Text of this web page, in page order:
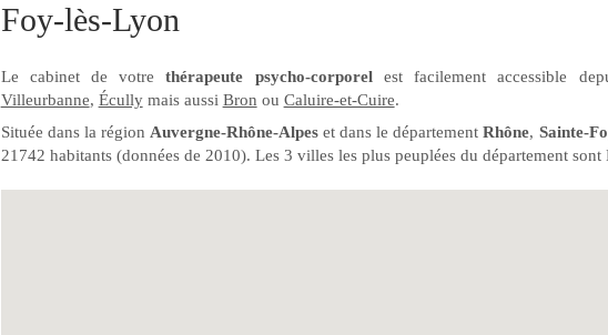
Foy-lès-Lyon
Le cabinet de votrethérapeute psycho-corporelest facilement accessible
Villeurbanne, Écullymais aussi Bron ou Caluire-et-Cuire.
Située dans la région Auvergne-Rhône-Alpeset dans le départementRhône, Sainte-
21742 habitants (données de 2010). Les 3 villes les plus peuplées du département